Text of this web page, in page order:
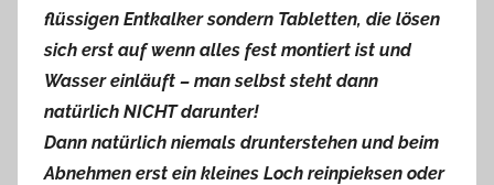
flüssigen Entkalker sondern Tabletten, die lösen
sich erst auf wenn alles fest montiert ist und
Wasser einläuft – man selbst steht dann
natürlich NICHT darunter!
Dann natürlich niemals drunterstehen und beim
Abnehmen erst ein kleines Loch reinpieksen oder